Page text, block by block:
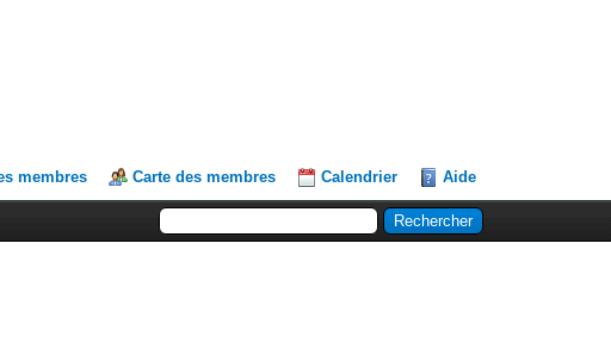
membres Carte des membres Calendrier Aide